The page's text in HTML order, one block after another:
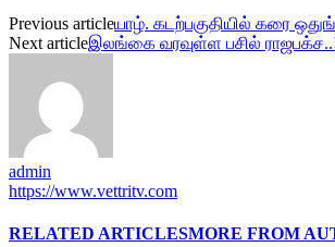
Previous articleயாழ். கடற்பகுதியில் கரை
Next articleஇலங்கை வரவுள்ள பசில்
admin
https://www.vettritv.com
RELATED ARTICLESMORE FROM